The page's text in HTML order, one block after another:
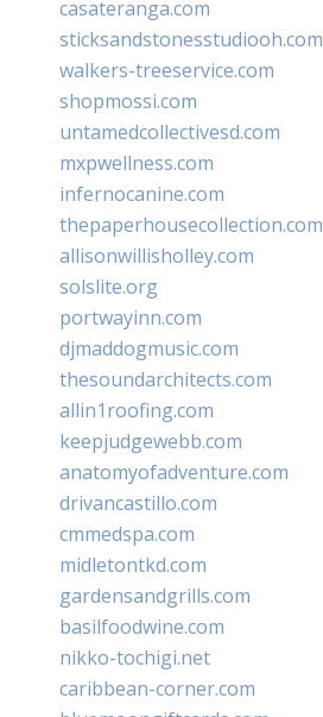
casateranga.com
sticksandstonesstudiooh.com
walkers-treeservice.com
shopmossi.com
untamedcollectivesd.com
mxpwellness.com
infernocanine.com
thepaperhousecollection.com
allisonwillisholley.com
solslite.org
portwayinn.com
djmaddogmusic.com
thesoundarchitects.com
allin1roofing.com
keepjudgewebb.com
anatomyofadventure.com
drivancastillo.com
cmmedspa.com
midletontkd.com
gardensandgrills.com
basilfoodwine.com
nikko-tochigi.net
caribbean-corner.com